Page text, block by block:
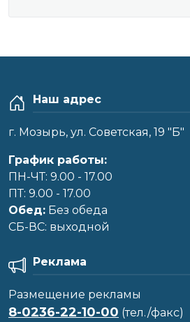
Наш адрес
г. Мозырь, ул. Советская, 19 "Б"
График работы:
ПН-ЧТ: 9.00 - 17.00
ПТ: 9.00 - 17.00
Обед: Без обеда
CБ-ВС: выходной
Реклама
Размещение рекламы
8-0236-22-10-00 (тел./факс)